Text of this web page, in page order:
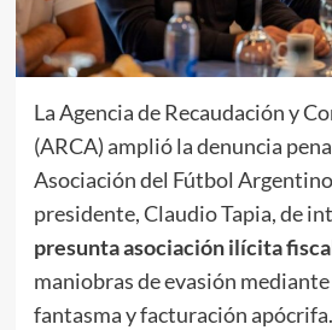
La Agencia de Recaudación y
(ARCA) amplió la denuncia
Asociación del Fútbol Argentino
presidente, Claudio Tapia, de
presunta asociación ilícita
maniobras de evasión
fantasma y facturación apócrifa.